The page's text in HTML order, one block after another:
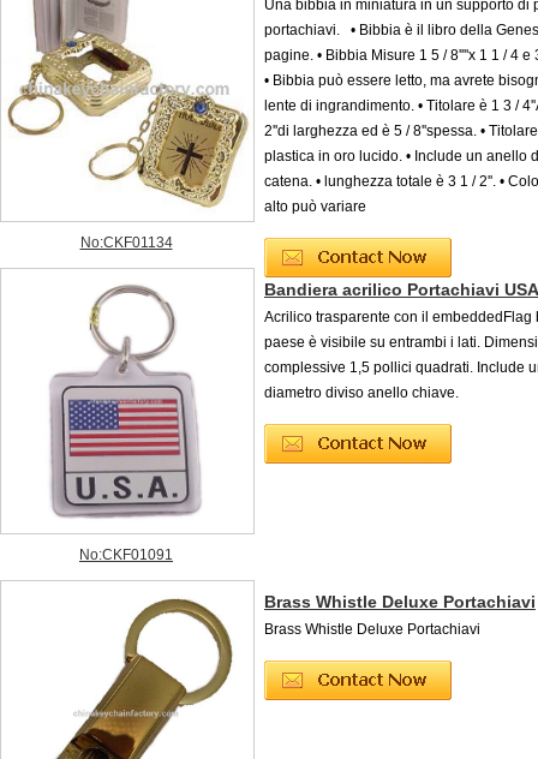
No:CKF01134
Una bibbia in miniatura in un supporto di
portachiavi. • Bibbia è il libro della
pagine. • Bibbia Misure 1 5 / 8''''x 1 1 / 4 e
• Bibbia può essere letto, ma avrete
lente di ingrandimento. • Titolare è 1 3 /
2''di larghezza ed è 5 / 8''spessa. •
plastica in oro lucido. • Include un anello
catena. • lunghezza totale è 3 1 / 2''. •
alto può variare
No:CKF01091
Bandiera acrilico Portachiavi USA
Acrilico trasparente con il embeddedFlag
paese è visibile su entrambi i lati.
complessive 1,5 pollici quadrati. Include
diametro diviso anello chiave.
Brass Whistle Deluxe Portachiavi
Brass Whistle Deluxe Portachiavi